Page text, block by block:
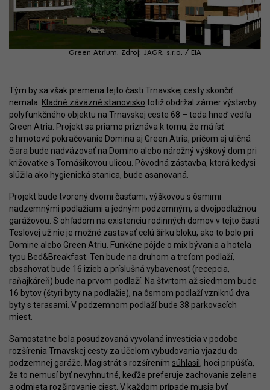
Green Atrium. Zdroj: JAGR, s.r.o. / EIA
Tým by sa však premena tejto časti Trnavskej cesty skončiť
nemala. Kladné záväzné stanovisko totiž obdržal zámer výstavby
polyfunkčného objektu na Trnavskej ceste 68 – teda hneď vedľa
Green Atria. Projekt sa priamo priznáva k tomu, že má ísť
o hmotové pokračovanie Domina aj Green Atria, pričom aj uličná
čiara bude nadväzovať na Domino alebo nárožný výškový dom pri
križovatke s Tomášikovou ulicou. Pôvodná zástavba, ktorá kedysi
slúžila ako hygienická stanica, bude asanovaná.
Projekt bude tvorený dvomi časťami, výškovou s ôsmimi
nadzemnými podlažiami a jedným podzemným, a dvojpodlažnou
garážovou. S ohľadom na existenciu rodinných domov v tejto časti
Teslovej už nie je možné zastavať celú šírku bloku, ako to bolo pri
Domine alebo Green Atriu. Funkčne pôjde o mix bývania a hotela
typu Bed&Breakfast. Ten bude na druhom a treťom podlaží,
obsahovať bude 16 izieb a príslušná vybavenosť (recepcia,
raňajkáreň) bude na prvom podlaží. Na štvrtom až siedmom bude
16 bytov (štyri byty na podlažie), na ôsmom podlaží vzniknú dva
byty s terasami. V podzemnom podlaží bude 38 parkovacích
miest.
Samostatne bola posudzovaná vyvolaná investícia v podobe
rozšírenia Trnavskej cesty za účelom vybudovania vjazdu do
podzemnej garáže. Magistrát s rozšírením súhlasil , hoci pripúšťa,
že to nemusí byť nevyhnutné, keďže preferuje zachovanie zelene
a odmieta rozširovanie ciest. V každom prípade musia byť